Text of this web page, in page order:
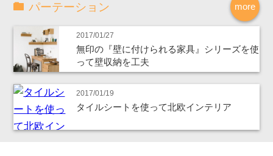
more
パーテーション
2017/01/27
無印の『壁に付けられる家具』シリーズを使
って壁収納を工夫
2017/01/19
タイルシートを使って北欧インテリア